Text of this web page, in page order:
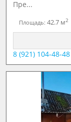
Пре...
Площадь:42.7 м2
8 (921) 104-48-